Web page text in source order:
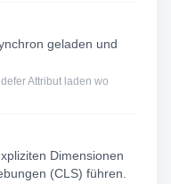
geladen und
Attribut laden wo
Dimensionen
(CLS) führen.